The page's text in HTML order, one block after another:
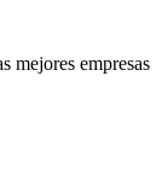
mejores empresas